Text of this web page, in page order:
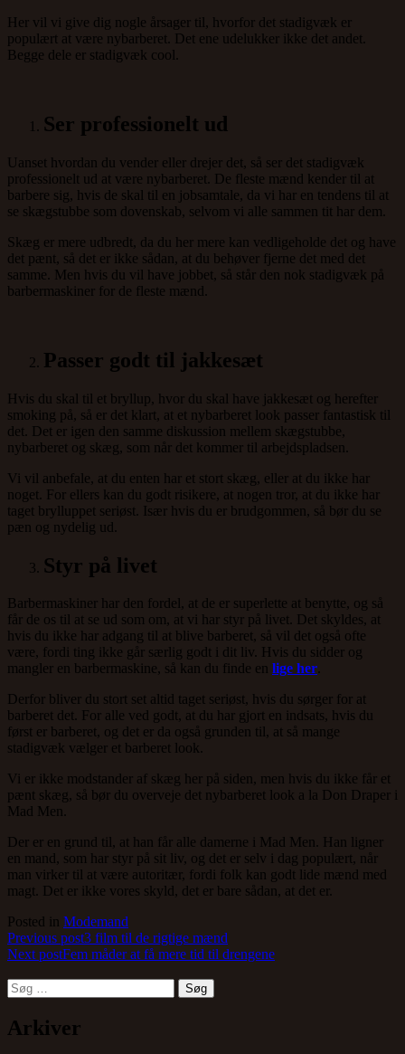
Her vil vi give dig nogle årsager til, hvorfor det stadigvæk er
populært at være nybarberet. Det ene udelukker ikke det andet.
Begge dele er stadigvæk cool.
Ser professionelt ud
Uanset hvordan du vender eller drejer det, så ser det stadigvæk
professionelt ud at være nybarberet. De fleste mænd kender til at
barbere sig, hvis de skal til en jobsamtale, da vi har en tendens til at
se skægstubbe som dovenskab, selvom vi alle sammen tit har dem.
Skæg er mere udbredt, da du her mere kan vedligeholde det og have
det pænt, så det er ikke sådan, at du behøver fjerne det med det
samme. Men hvis du vil have jobbet, så står den nok stadigvæk på
barbermaskiner for de fleste mænd.
Passer godt til jakkesæt
Hvis du skal til et bryllup, hvor du skal have jakkesæt og herefter
smoking på, så er det klart, at et nybarberet look passer fantastisk til
det. Det er igen den samme diskussion mellem skægstubbe,
nybarberet og skæg, som når det kommer til arbejdspladsen.
Vi vil anbefale, at du enten har et stort skæg, eller at du ikke har
noget. For ellers kan du godt risikere, at nogen tror, at du ikke har
taget brylluppet seriøst. Især hvis du er brudgommen, så bør du se
pæn og nydelig ud.
Styr på livet
Barbermaskiner har den fordel, at de er superlette at benytte, og så
får de os til at se ud som om, at vi har styr på livet. Det skyldes, at
hvis du ikke har adgang til at blive barberet, så vil det også ofte
være, fordi ting ikke går særlig godt i dit liv. Hvis du sidder og
mangler en barbermaskine, så kan du finde en lige her
Derfor bliver du stort set altid taget seriøst, hvis du sørger for at
barberet det. For alle ved godt, at du har gjort en indsats, hvis du
først er barberet, og det er da også grunden til, at så mange
stadigvæk vælger et barberet look.
Vi er ikke modstander af skæg her på siden, men hvis du ikke får et
pænt skæg, så bør du overveje det nybarberet look a la Don Draper i
Mad Men.
Der er en grund til, at han får alle damerne i Mad Men. Han ligner
en mand, som har styr på sit liv, og det er selv i dag populært, når
man virker til at være autoritær, fordi folk kan godt lide mænd med
magt. Det er ikke vores skyld, det er bare sådan, at det er.
Posted in Modemand
Indlægsnavigation
Previous post3 film til de rigtige mænd
Next postFem måder at få mere tid til drengene
Søg
efter:
Arkiver